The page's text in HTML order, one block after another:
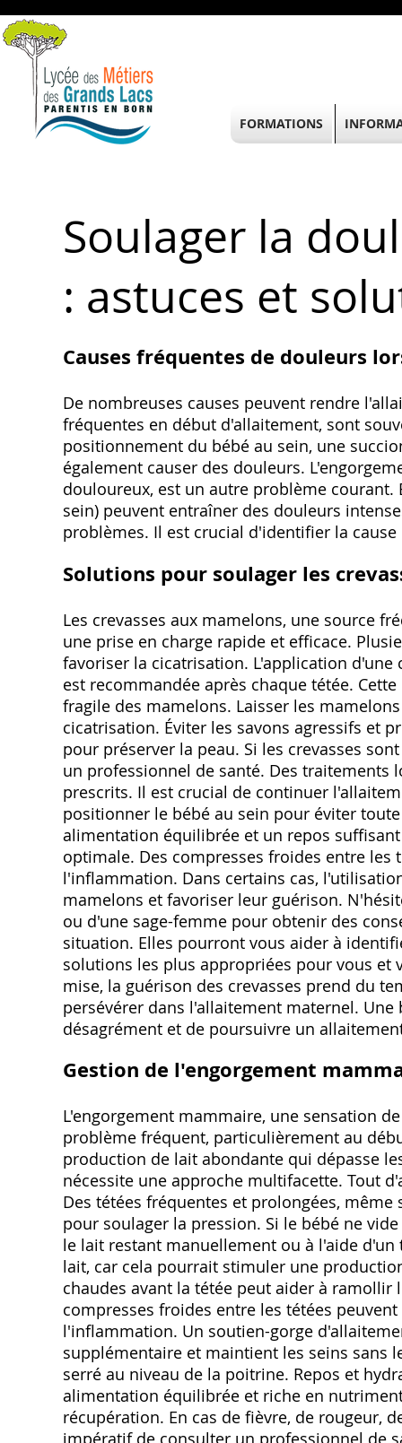
Soulager la
: astuces et
Causes fréquentes de douleurs
De nombreuses causes peuvent rendre
fréquentes en début d'allaitement, sont
positionnement du bébé au sein, une
également causer des douleurs.
douloureux, est un autre problème
sein) peuvent entraîner des douleurs
problèmes. Il est crucial d'identifier la
Solutions pour soulager les
Les crevasses aux mamelons, une source
une prise en charge rapide et efficace.
favoriser la cicatrisation. L'application
est recommandée après chaque tétée.
fragile des mamelons. Laisser les
cicatrisation. Éviter les savons agressifs et
pour préserver la peau. Si les crevasses
un professionnel de santé. Des traitements
prescrits. Il est crucial de continuer
positionner le bébé au sein pour éviter
alimentation équilibrée et un repos
optimale. Des compresses froides entre
l'inflammation. Dans certains cas,
mamelons et favoriser leur guérison.
ou d'une sage-femme pour obtenir des
situation. Elles pourront vous aider à
solutions les plus appropriées pour vous et
mise, la guérison des crevasses prend du
persévérer dans l'allaitement maternel.
désagrément et de poursuivre un
Gestion de l'engorgement
L'engorgement mammaire, une sensation
problème fréquent, particulièrement au
production de lait abondante qui dépasse
nécessite une approche multifacette. Tout
Des tétées fréquentes et prolongées,
pour soulager la pression. Si le bébé ne
le lait restant manuellement ou à l'aide
lait, car cela pourrait stimuler une
chaudes avant la tétée peut aider à
compresses froides entre les tétées
l'inflammation. Un soutien-gorge
supplémentaire et maintient les seins sans
serré au niveau de la poitrine. Repos et
alimentation équilibrée et riche en
récupération. En cas de fièvre, de rougeur,
FORMATIONS